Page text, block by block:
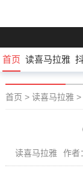
首页 读喜马拉雅
首页 > 读喜马拉雅>
读喜马拉雅 作者